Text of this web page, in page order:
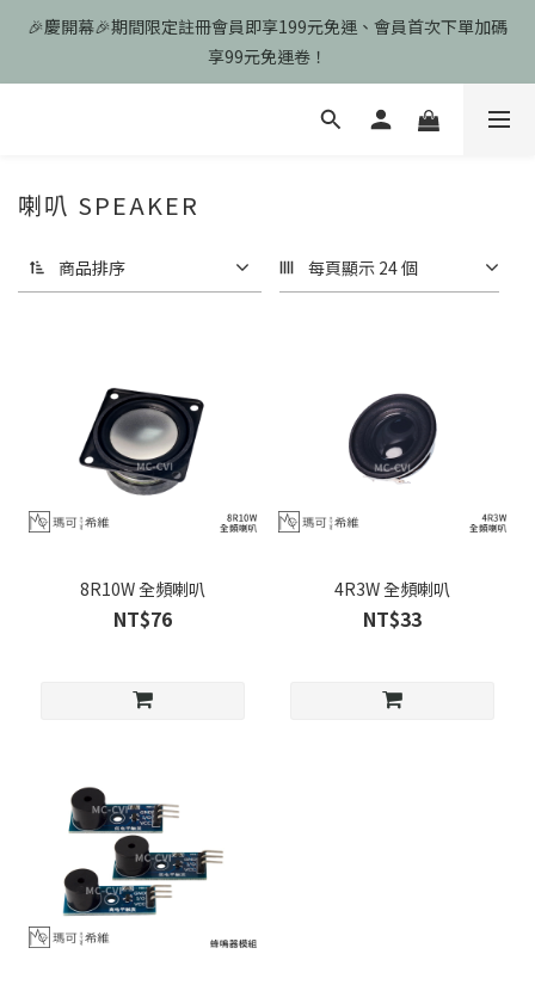
🎉慶開幕🎉期間限定註冊會員即享199元免運、會員首次下單加碼
享99元免運卷！
🎉慶開幕🎉期間限定註冊會員即享199元免運、會員首次下單加碼
享99元免運卷！
歡迎光臨瑪可希維，本站商品皆為台灣現貨、含稅可打統編
🎉慶開幕🎉期間限定註冊會員即享199元免運、會員首次下單加碼
喇叭 SPEAKER
商品排序 每頁顯示 24 個
8R10W 全頻喇叭
NT$76
4R3W 全頻喇叭
NT$33